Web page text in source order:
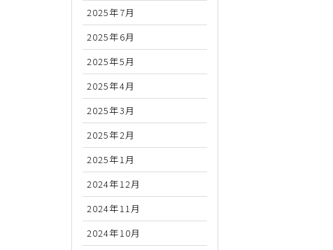
2025年7月
2025年6月
2025年5月
2025年4月
2025年3月
2025年2月
2025年1月
2024年12月
2024年11月
2024年10月